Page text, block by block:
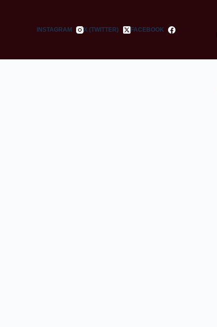
FACEBOOK
X (TWITTER)
INSTAGRAM